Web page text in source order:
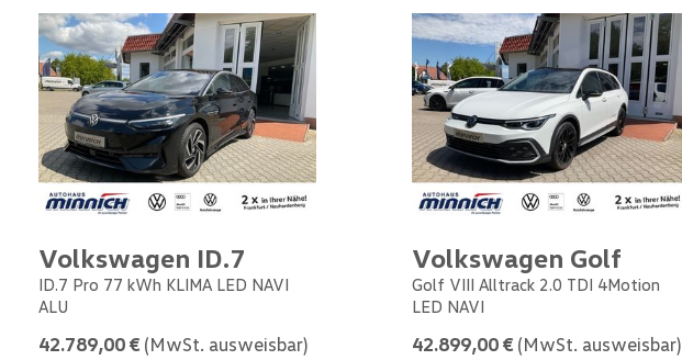
Volkswagen ID.7
ID.7 Pro 77 kWh KLIMA LED NAVI
ALU
42.789,00 € (MwSt. ausweisbar)
Volkswagen Golf
Golf VIII Alltrack 2.0 TDI 4Motion
LED NAVI
42.899,00 € (MwSt. ausweisbar)